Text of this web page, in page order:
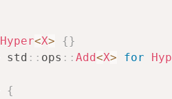
Hyper<X> {}
std :: ops :: Add<X> for
{